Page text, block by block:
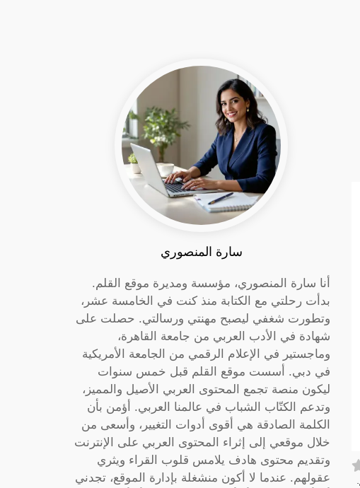
سارة المنصوري
أنا سارة المنصوري، مؤسسة ومديرة موقع القلم.
بدأت رحلتي مع الكتابة منذ كنت في الخامسة عشر،
وتطورت شغفي ليصبح مهنتي ورسالتي. حصلت على
شهادة في الأدب العربي من جامعة القاهرة،
وماجستير في الإعلام الرقمي من الجامعة الأمريكية
في دبي. أسست موقع القلم قبل خمس سنوات
ليكون منصة تجمع المحتوى العربي الأصيل والمميز،
وتدعم الكتّاب الشباب في عالمنا العربي. أؤمن بأن
الكلمة الصادقة هي أقوى أدوات التغيير، وأسعى من
خلال موقعي إلى إثراء المحتوى العربي على الإنترنت
وتقديم محتوى هادف يلامس قلوب القراء ويثري
عقولهم. عندما لا أكون منشغلة بإدارة الموقع، تجدني